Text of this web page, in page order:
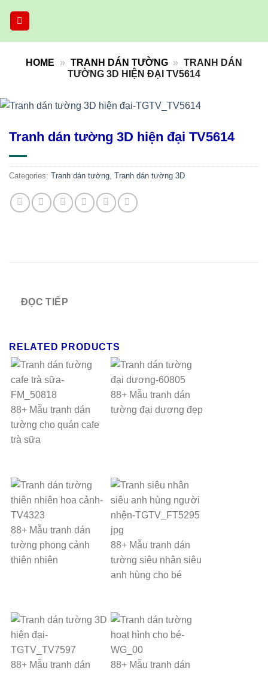
HOME » TRANH DÁN TƯỜNG » TRANH DÁN
TƯỜNG 3D HIỆN ĐẠI TV5614
Tranh dán tường 3D hiện đại TV5614
Categories: Tranh dán tường, Tranh dán tường 3D
ĐỌC TIẾP
RELATED PRODUCTS
88+ Mẫu tranh dán
tường cho quán cafe
trà sữa
88+ Mẫu tranh dán
tường đại dương đẹp
88+ Mẫu tranh dán
tường phong cảnh
thiên nhiên
88+ Mẫu tranh dán
tường siêu nhân siêu
anh hùng cho bé
88+ Mẫu tranh dán
88+ Mẫu tranh dán